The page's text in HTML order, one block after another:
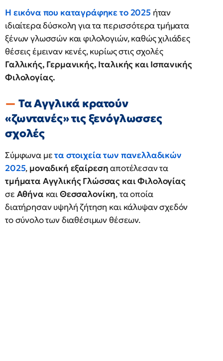
Η εικόνα που καταγράφηκε το 2025 ήταν
ιδιαίτερα δύσκολη για τα περισσότερα τμήματα
ξένων γλωσσών και φιλολογιών, καθώς χιλιάδες
θέσεις έμειναν κενές, κυρίως στις σχολές
Γαλλικής, Γερμανικής, Ιταλικής και Ισπανικής
Φιλολογίας.
Τα Αγγλικά κρατούν
«ζωντανές» τις ξενόγλωσσες
σχολές
Σύμφωνα μετα στοιχεία των πανελλαδικών
2025, μοναδική εξαίρεσηαποτέλεσαν τα
τμήματα Αγγλικής Γλώσσας και Φιλολογίας
σε Αθήνα καιΘεσσαλονίκη, τα οποία
διατήρησαν υψηλή ζήτηση και κάλυψαν σχεδόν
το σύνολο των διαθέσιμων θέσεων.